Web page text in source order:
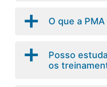
a O que a
a
Posso
os